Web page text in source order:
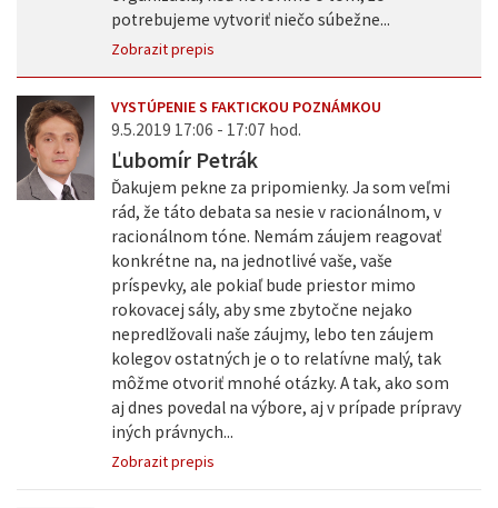
potrebujeme vytvoriť niečo súbežne...
Zobrazit prepis
VYSTÚPENIE S FAKTICKOU POZNÁMKOU
9.5.2019 17:06 - 17:07 hod.
Ľubomír Petrák
Ďakujem pekne za pripomienky. Ja som veľmi
rád, že táto debata sa nesie v racionálnom, v
racionálnom tóne. Nemám záujem reagovať
konkrétne na, na jednotlivé vaše, vaše
príspevky, ale pokiaľ bude priestor mimo
rokovacej sály, aby sme zbytočne nejako
nepredlžovali naše záujmy, lebo ten záujem
kolegov ostatných je o to relatívne malý, tak
môžme otvoriť mnohé otázky. A tak, ako som
aj dnes povedal na výbore, aj v prípade prípravy
iných právnych...
Zobrazit prepis